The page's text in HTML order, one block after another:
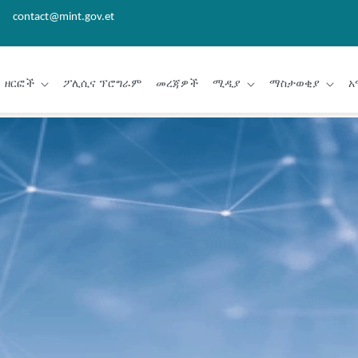
contact@mint.gov.et
ዘርፎች ፖሊሲና ፕሮግራም መረጃዎች ሚዲያ ማስታወቂያ